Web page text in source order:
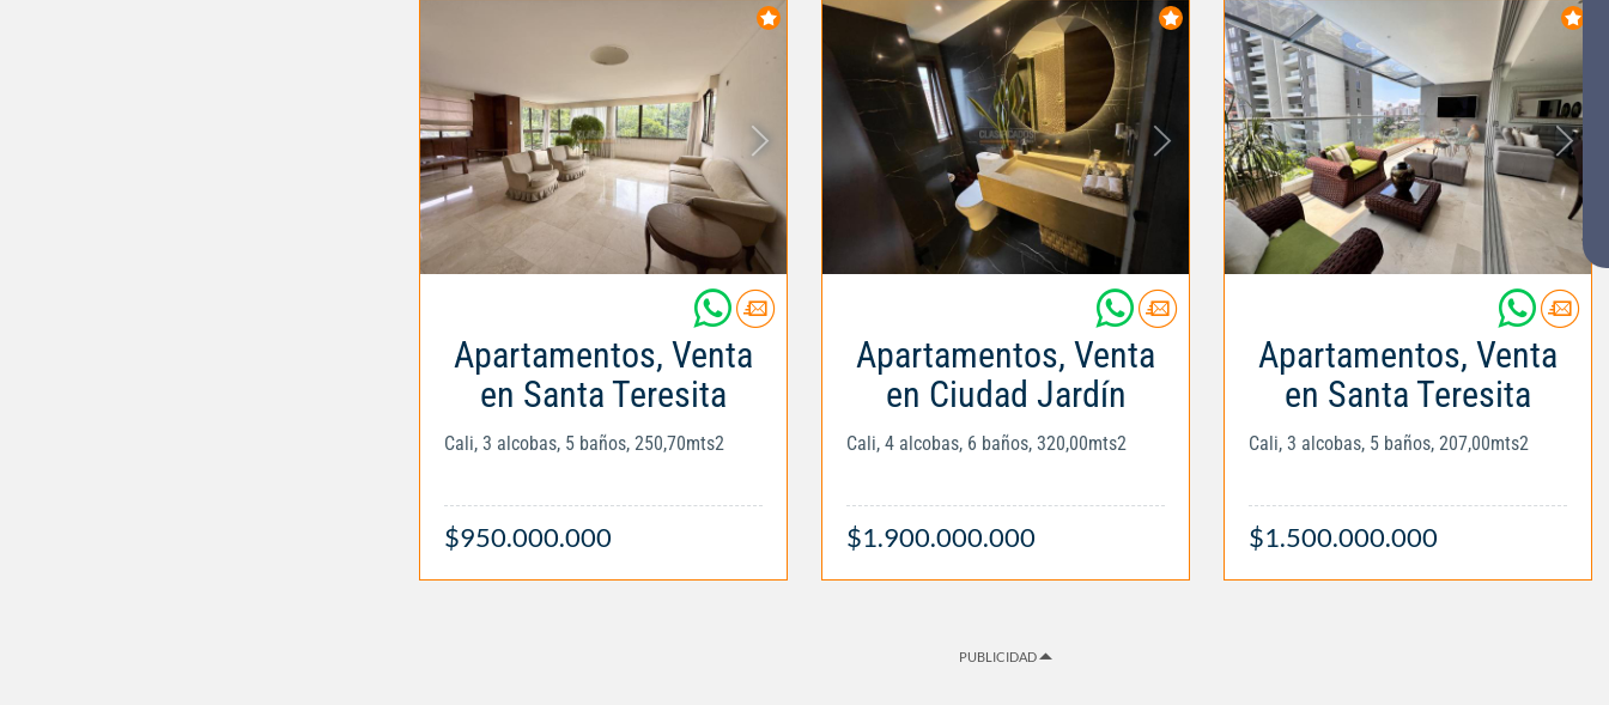
Apartamentos, Venta
en Santa Teresita
Cali, 3 alcobas, 5 baños, 250,70mts2
$950.000.000
Apartamentos, Venta
en Ciudad Jardín
Cali, 4 alcobas, 6 baños, 320,00mts2
$1.900.000.000
Apartamentos, Venta
en Santa Teresita
Cali, 3 alcobas, 5 baños, 207,00mts2
$1.500.000.000
PUBLICIDAD